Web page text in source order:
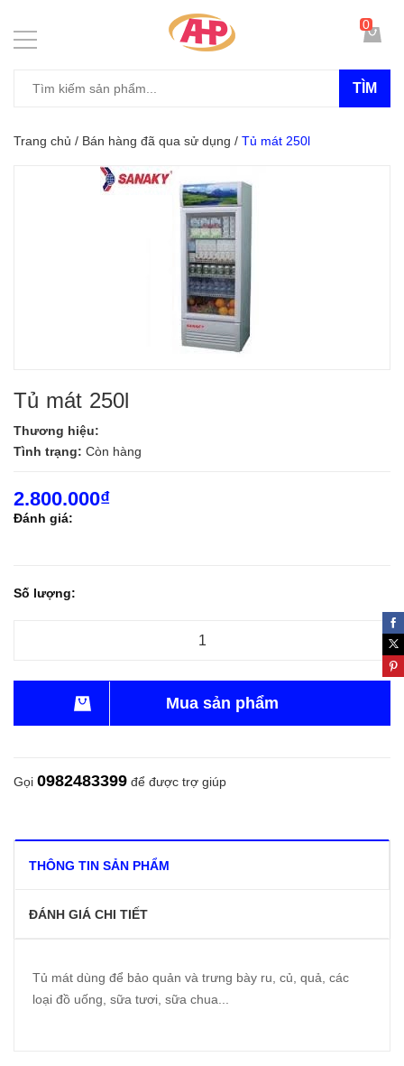
TÌM
0
Trang chủ / Bán hàng đã qua sử dụng / Tủ mát 250l
Tủ mát 250l
Thương hiệu:
Tình trạng: Còn hàng
2.800.000₫
Đánh giá:
Số lượng:
Mua sản phẩm
Gọi 0982483399 để được trợ giúp
THÔNG TIN SẢN PHẨM
ĐÁNH GIÁ CHI TIẾT
Tủ mát dùng để bảo quản và trưng bày ru, củ, quả, các
loại đồ uống, sữa tươi, sữa chua...